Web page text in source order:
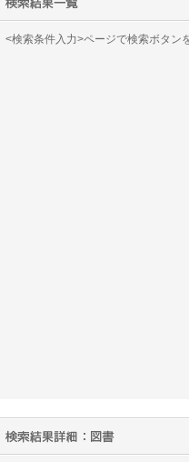
<検索条件入力>ページで検索ボタン